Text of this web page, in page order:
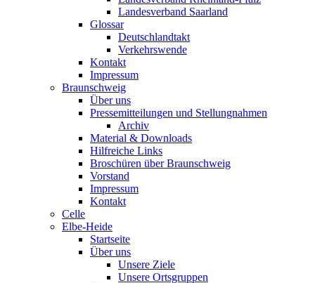
Landesverband Saarland
Glossar
Deutschlandtakt
Verkehrswende
Kontakt
Impressum
Braunschweig
Über uns
Pressemitteilungen und Stellungnahmen
Archiv
Material & Downloads
Hilfreiche Links
Broschüren über Braunschweig
Vorstand
Impressum
Kontakt
Celle
Elbe-Heide
Startseite
Über uns
Unsere Ziele
Unsere Ortsgruppen